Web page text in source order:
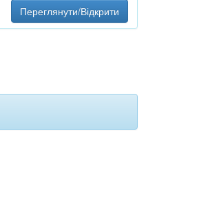
Переглянути/Відкрити